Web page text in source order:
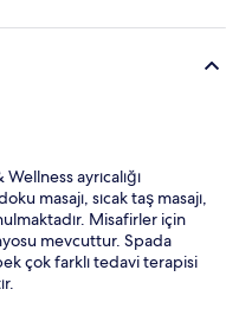
ayrıcalığı
masajı, sıcak taş masajı,
Misafirler için
mevcuttur. Spada
çok farklı tedavi terapisi